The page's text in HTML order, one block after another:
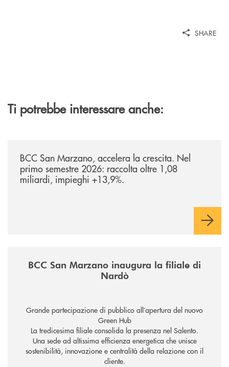
SHARE
Ti potrebbe interessare anche:
BCC San Marzano, accelera la crescita. Nel
primo semestre 2026: raccolta oltre 1,08
miliardi, impieghi +13,9%.
BCC San Marzano inaugura la filiale di
Nardò
Grande partecipazione di pubblico all’apertura del nuovo
Green Hub
La tredicesima filiale consolida la presenza nel Salento.
Una sede ad altissima efficienza energetica che unisce
sostenibilità, innovazione e centralità della relazione con il
cliente.